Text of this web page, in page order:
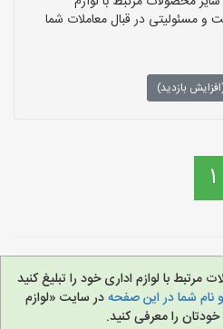
مسئولیتی در قبال معاملات شما
بازدید)
1
مرتبط با لوازم اداری خود را تبلیغ کنید
نام شما در این صفحهدر سایت «لوازم
را معرفی کنید.